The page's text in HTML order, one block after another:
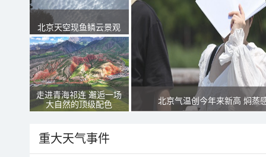
北京天空现鱼鳞云景观
走进青海祁连 邂逅一场
大自然的顶级配色
北京气温创今年来新高 焖蒸
重大天气事件